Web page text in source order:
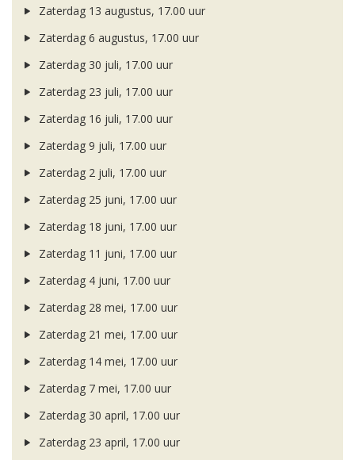
Zaterdag 13 augustus, 17.00 uur
Zaterdag 6 augustus, 17.00 uur
Zaterdag 30 juli, 17.00 uur
Zaterdag 23 juli, 17.00 uur
Zaterdag 16 juli, 17.00 uur
Zaterdag 9 juli, 17.00 uur
Zaterdag 2 juli, 17.00 uur
Zaterdag 25 juni, 17.00 uur
Zaterdag 18 juni, 17.00 uur
Zaterdag 11 juni, 17.00 uur
Zaterdag 4 juni, 17.00 uur
Zaterdag 28 mei, 17.00 uur
Zaterdag 21 mei, 17.00 uur
Zaterdag 14 mei, 17.00 uur
Zaterdag 7 mei, 17.00 uur
Zaterdag 30 april, 17.00 uur
Zaterdag 23 april, 17.00 uur